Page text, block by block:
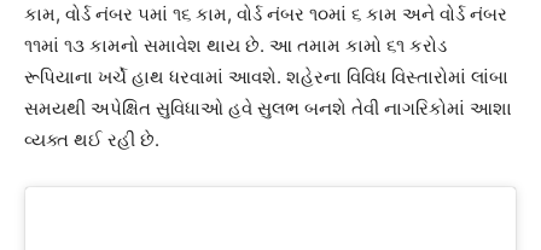
કામ, વોર્ડ નંબર ૫માં ૧૬ કામ, વોર્ડ નંબર ૧૦માં ૬ કામ અને વોર્ડ નંબર
૧૧માં ૧૩ કામનો સમાવેશ થાય છે. આ તમામ કામો ૬૧ કરોડ
રૂપિયાના ખર્ચે હાથ ધરવામાં આવશે. શહેરના વિવિધ વિસ્તારોમાં લાંબા
સમયથી અપેક્ષિત સુવિધાઓ હવે સુલભ બનશે તેવી નાગરિકોમાં આશા
વ્યક્ત થઈ રહી છે.